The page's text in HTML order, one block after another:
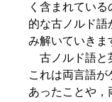
く含まれてい
的な古ノルド語
み解いていきま
古ノルド語と
これは両言語
あったことや，